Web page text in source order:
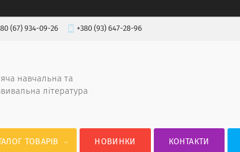
(67) 934-09-26 +380 (93) 647-28-96
навчальна та
література
ТОВАРІВ НОВИНКИ КОНТАКТИ